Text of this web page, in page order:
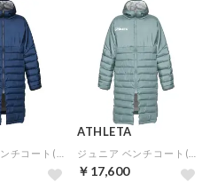
ATHLETA
￥17,600